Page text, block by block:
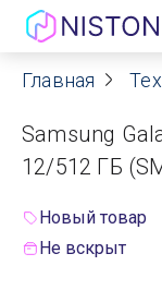
Акции
О нас
Главная
Samsung
12/512 ГБ
Новый товар
Не вскрыт